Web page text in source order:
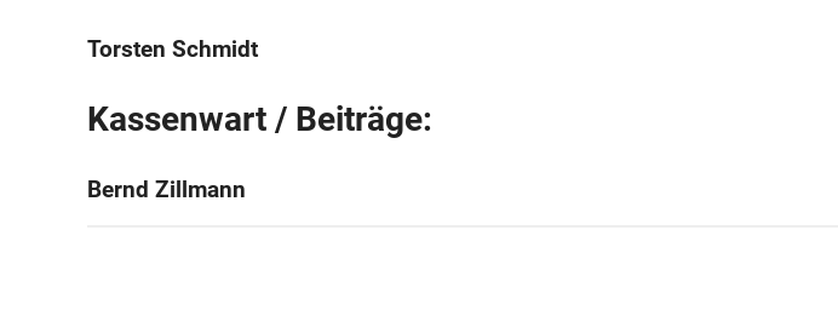
Torsten Schmidt
Kassenwart / Beiträge:
Bernd Zillmann